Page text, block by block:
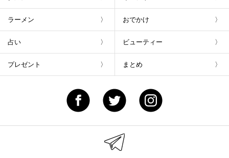
ラーメン おでかけ
占い ビューティー
プレゼント まとめ